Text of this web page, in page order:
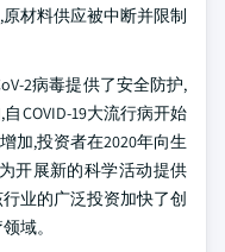
材料供应被中断并限制
2病毒提供了安全防护,
COVID-19大流行病开始
加,投资者在2020年向生
开展新的科学活动提供
业的广泛投资加快了创
域。